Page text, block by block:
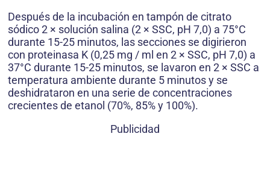
Después de la incubación en tampón de citrato
sódico 2 × solución salina (2 × SSC, pH 7,0) a 75°C
durante 15-25 minutos, las secciones se digirieron
con proteinasa K (0,25 mg / ml en 2 × SSC, pH 7,0) a
37°C durante 15-25 minutos, se lavaron en 2 × SSC a
temperatura ambiente durante 5 minutos y se
deshidrataron en una serie de concentraciones
crecientes de etanol (70%, 85% y 100%).
Publicidad